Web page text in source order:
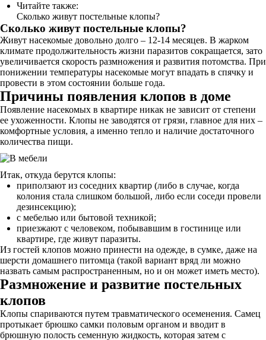
Читайте также:
Сколько живут постельные клопы?
Сколько живут постельные клопы?
Живут насекомые довольно долго – 12-14 месяцев. В жарком
климате продолжительность жизни паразитов сокращается, зато
увеличивается скорость размножения и развития потомства. При
понижении температуры насекомые могут впадать в спячку и
провести в этом состоянии больше года.
Причины появления клопов в доме
Появление насекомых в квартире никак не зависит от степени
ее ухоженности. Клопы не заводятся от грязи, главное для них –
комфортные условия, а именно тепло и наличие достаточного
количества пищи.
Итак, откуда берутся клопы:
приползают из соседних квартир (либо в случае, когда
колония стала слишком большой, либо если соседи провели
дезинсекцию);
с мебелью или бытовой техникой;
приезжают с человеком, побывавшим в гостинице или
квартире, где живут паразиты.
Из гостей клопов можно принести на одежде, в сумке, даже на
шерсти домашнего питомца (такой вариант вряд ли можно
назвать самым распространенным, но и он может иметь место).
Размножение и развитие постельных
клопов
Клопы спариваются путем травматического осеменения. Самец
протыкает брюшко самки половым органом и вводит в
брюшную полость семенную жидкость, которая затем с